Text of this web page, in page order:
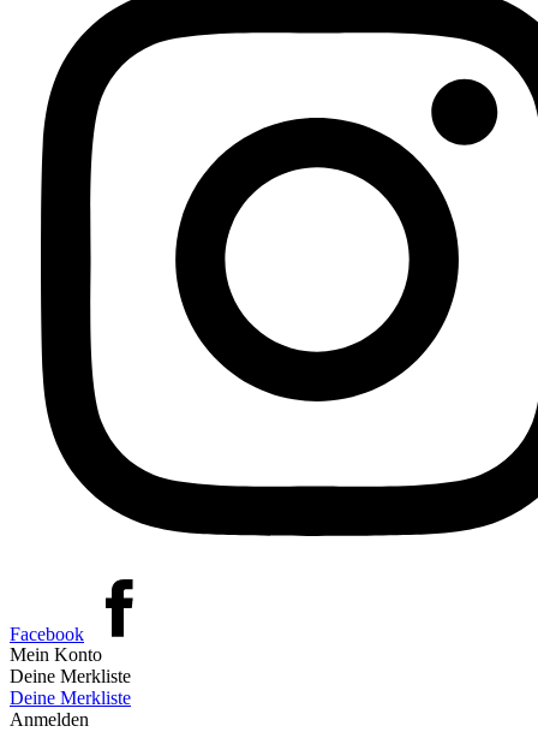
Facebook
Mein Konto
Deine Merkliste
Deine Merkliste
Anmelden